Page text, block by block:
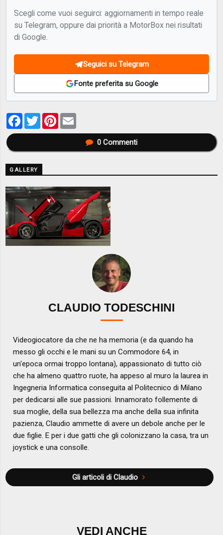
Scegli come vuoi seguirci: aggiornamenti in tempo reale
su Telegram, oppure dai priorità a MotorBox nei risultati
di Google.
Seguici su Telegram
Fonte preferita su Google
Facebook
TwitterPinterest
0Commenti
GALLERY
CLAUDIO TODESCHINI
Videogiocatore da che ne ha memoria (e da quando ha
messo gli occhi e le mani su un Commodore 64, in
un'epoca ormai troppo lontana), appassionato di tutto ciò
che ha almeno quattro ruote, ha appeso al muro la laurea in
Ingegneria Informatica conseguita al Politecnico di Milano
per dedicarsi alle sue passioni. Innamorato follemente di
sua moglie, della sua bellezza ma anche della sua infinita
pazienza, Claudio ammette di avere un debole anche per le
due figlie. E per i due gatti che gli colonizzano la casa, tra un
joystick e una consolle.
Gli articoli di Claudio
VEDI ANCHE